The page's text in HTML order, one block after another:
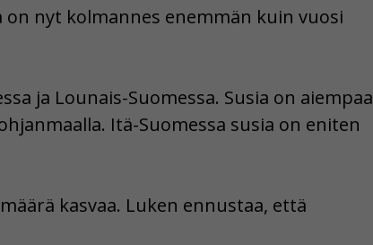
on nyt kolmannes enemmän kuin vuosi
ja Lounais-Suomessa. Susia on aiempaa
Itä-Suomessa susia on eniten
kasvaa. Luken ennustaa, että